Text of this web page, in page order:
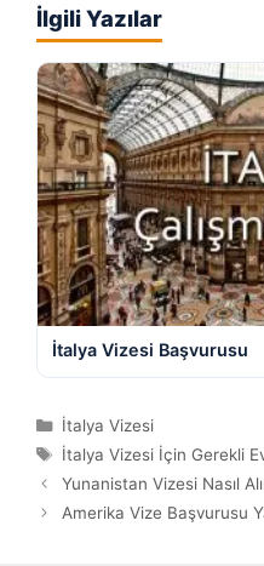
İlgili Yazılar
İtalya Vizesi Başvurusu
Kategoriler
İtalya Vizesi
Etiketler
İtalya Vizesi İçin Gerekli
Yunanistan Vizesi Nasıl
Amerika Vize Başvurusu